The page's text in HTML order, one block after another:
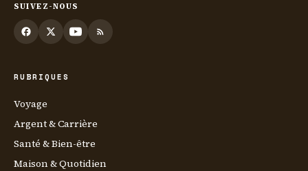
SUIVEZ-NOUS
RUBRIQUES
Voyage
Argent & Carrière
Santé & Bien-être
Maison & Quotidien